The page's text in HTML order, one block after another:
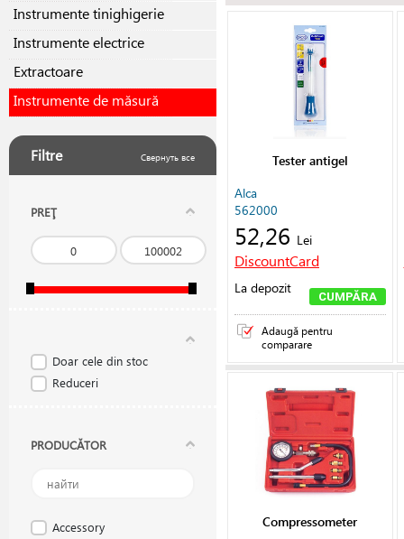
Instrumente tinighigerie
Instrumente electrice
Extractoare
Instrumente de măsură
Filtre Свернуть все
PREŢ
Doar cele din stoc
Reduceri
PRODUCĂTOR
Accessory
Tester antigel
Alca
562000
52,26 Lei
DiscountCard
La depozit
CUMPĂRA
Adaugă pentru
comparare
Compressometer